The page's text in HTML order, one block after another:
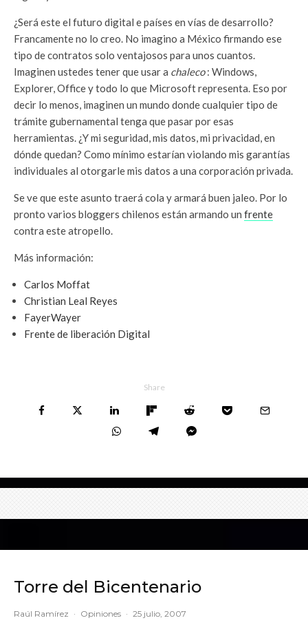
¿Será este el futuro digital e países en vías de desarrollo?
Francamente no lo creo. No imagino a México firmando ese
tipo de contratos solo ventajosos para unos cuantos.
Imaginen ustedes tener que usar a chaleco: Windows,
Explorer, Office y todo lo que Microsoft representa. Eso por
decir lo menos, imaginen un mundo donde cualquier tipo de
trámite gubernamental tenga que pasar por esas
herramientas. ¿Y mi seguridad, mis datos, mi privacidad, en
dónde quedan? Como mínimo estarían violando mis garantías
individuales al otorgarle mis datos a una corporación privada.
Se ve que este asunto traerá cola y armará buen jaleo. Por lo
pronto varios bloggers chilenos están armando un frente
contra este atropello.
Más información:
Carlos Moffat
Christian Leal Reyes
FayerWayer
Frente de liberación Digital
Share
Torre del Bicentenario
Raúl Ramírez · Opiniones · 25 julio, 2007